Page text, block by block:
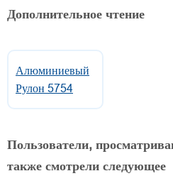
Дополнительное чтение
Алюминиевый
Рулон 5754
Пользователи,
также смотрели следующее